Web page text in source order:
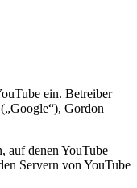
ein. Betreiber
Gordon
auf denen YouTube
Servern von YouTube